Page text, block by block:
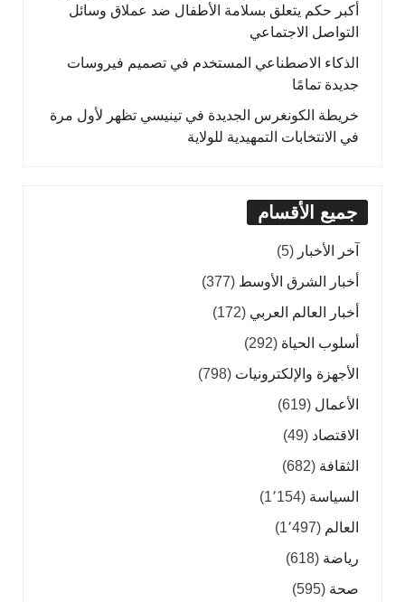
أكبر حكم يتعلق بسلامة الأطفال ضد عملاق وسائل
التواصل الاجتماعي
الذكاء الاصطناعي المستخدم في تصميم فيروسات
جديدة تمامًا
خريطة الكونغرس الجديدة في تينيسي تظهر لأول مرة
في الانتخابات التمهيدية للولاية
جميع الأقسام
آخر الأخبار (5)
أخبار الشرق الأوسط (377)
أخبار العالم العربي (172)
أسلوب الحياة (292)
الأجهزة والإلكترونيات (798)
الأعمال (619)
الاقتصاد (49)
الثقافة (682)
السياسة (1٬154)
العالم (1٬497)
رياضة (618)
صحة (595)